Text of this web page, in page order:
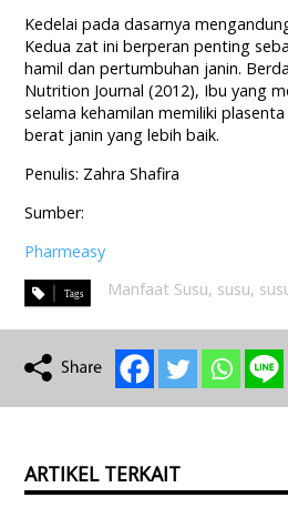
Kedelai pada dasarnya
Kedua zat ini berperan penting
hamil dan pertumbuhan janin.
Nutrition Journal (2012), Ibu yang
selama kehamilan memiliki
berat janin yang lebih baik.
Penulis: Zahra Shafira
Sumber:
Pharmeasy
Manfaat Susu, susu,
ARTIKEL TERKAIT